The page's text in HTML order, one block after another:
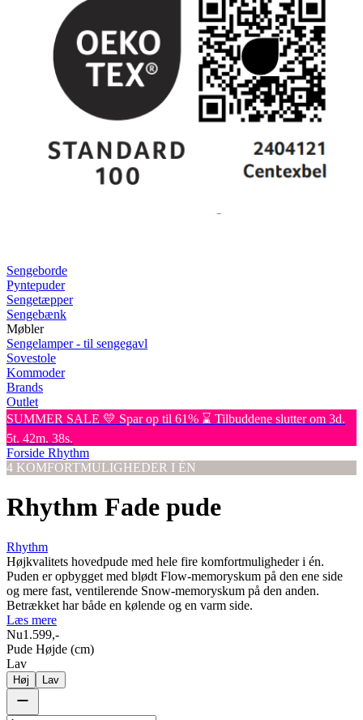
Rullemadrasser 140x200
Rullemadrasser 120x200
Rullemadrasser 90x200
Se flere størrelser
Sovesofaer
Vælg efter størrelse
2-personers sovesofaer
3-personers sovesofaer
Sovesofaer med opbevaring
Sovesofaer med chaiselong
Sengeborde
Pyntepuder
Sengetæpper
Sengebænk
Møbler
Sengelamper - til sengegavl
Sovestole
Kommoder
Brands
Outlet
SUMMER SALE 💛 Spar op til 61% ⌛ Tilbuddene slutter om 3d.
5t. 42m. 38s.
Forside Rhythm
4 KOMFORTMULIGHEDER I ÉN
Rhythm Fade pude
Rhythm
Højkvalitets hovedpude med hele fire komfortmuligheder i én.
Puden er opbygget med blødt Flow-memoryskum på den ene side
og mere fast, ventilerende Snow-memoryskum på den anden.
Betrækket har både en kølende og en varm side.
Læs mere
Nu1.599,-
Pude Højde (cm)
Lav
Høj Lav